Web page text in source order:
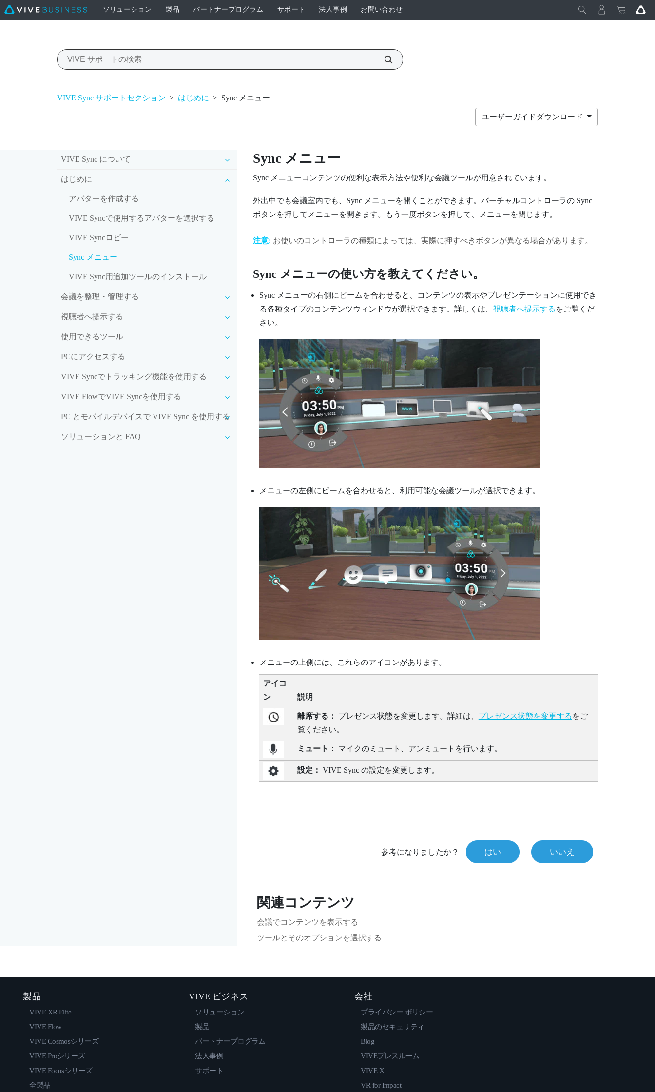
ソリューション 製品 パートナープログラム サポート 法人事例 お問い合わせ
VIVE Sync サポートセクション > はじめに > Sync メニュー
ユーザーガイドダウンロード
VIVE Sync について
はじめに
アバターを作成する
VIVE Syncで使用するアバターを選択する
VIVE Syncロビー
Sync メニュー
VIVE Sync用追加ツールのインストール
会議を整理・管理する
視聴者へ提示する
使用できるツール
PCにアクセスする
VIVE Syncでトラッキング機能を使用する
VIVE FlowでVIVE Syncを使用する
PC とモバイルデバイスで VIVE Sync を使用する
ソリューションと FAQ
Sync メニュー
Sync メニューコンテンツの便利な表示方法や便利な会議ツールが用意されています。
外出中でも会議室内でも、 Sync メニューを開くことができます。バーチャルコントローラの Sync
ボタンを押してメニューを開きます。もう一度ボタンを押して、メニューを閉じます。
注意: お使いのコントローラの種類によっては、実際に押すべきボタンが異なる場合があります。
Sync メニューの使い方を教えてください。
Sync メニューの右側にビームを合わせると、コンテンツの表示やプレゼンテーションに使用でき
る各種タイプのコンテンツウィンドウが選択できます。詳しくは、 視聴者へ提示する をご覧くだ
さい。
メニューの左側にビームを合わせると、利用可能な会議ツールが選択できます。
メニューの上側には、これらのアイコンがあります。
アイコ
ン
説明
離席する： プレゼンス状態を変更します。詳細は、 プレゼンス状態を変更する をご
覧ください。
ミュート： マイクのミュート、アンミュートを行います。
設定： VIVE Syncの設定を変更します。
参考になりましたか？ はい いいえ
関連コンテンツ
会議でコンテンツを表示する
ツールとそのオプションを選択する
製品
VIVE XR Elite
VIVE Flow
VIVE Cosmosシリーズ
VIVE Proシリーズ
VIVE Focusシリーズ
全製品
VIVE ビジネス
ソリューション
製品
パートナープログラム
法人事例
サポート
会社
プライバシー ポリシー
製品のセキュリティ
Blog
VIVEプレスルーム
VIVE X
VR for Impact